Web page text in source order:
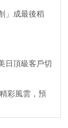
」成最後稻
日頂級客戶切
彩風雲，預